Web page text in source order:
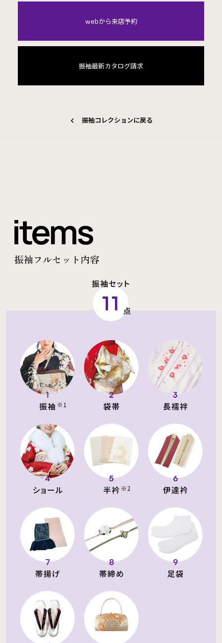
webから来店予約
振袖最新カタログ請求
振袖コレクションに戻る